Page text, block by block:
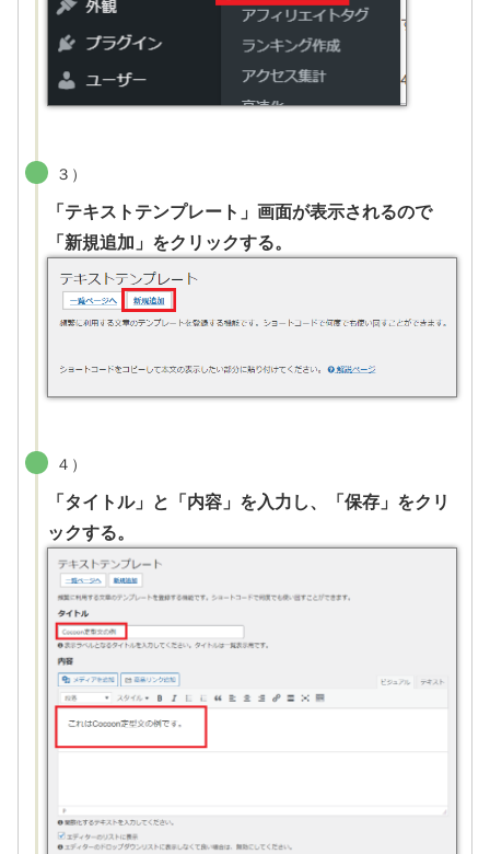
３）
「テキストテンプレート」画面が表示されるので
「新規追加」をクリックする。
４）
「タイトル」と「内容」を入力し、「保存」をクリ
ックする。